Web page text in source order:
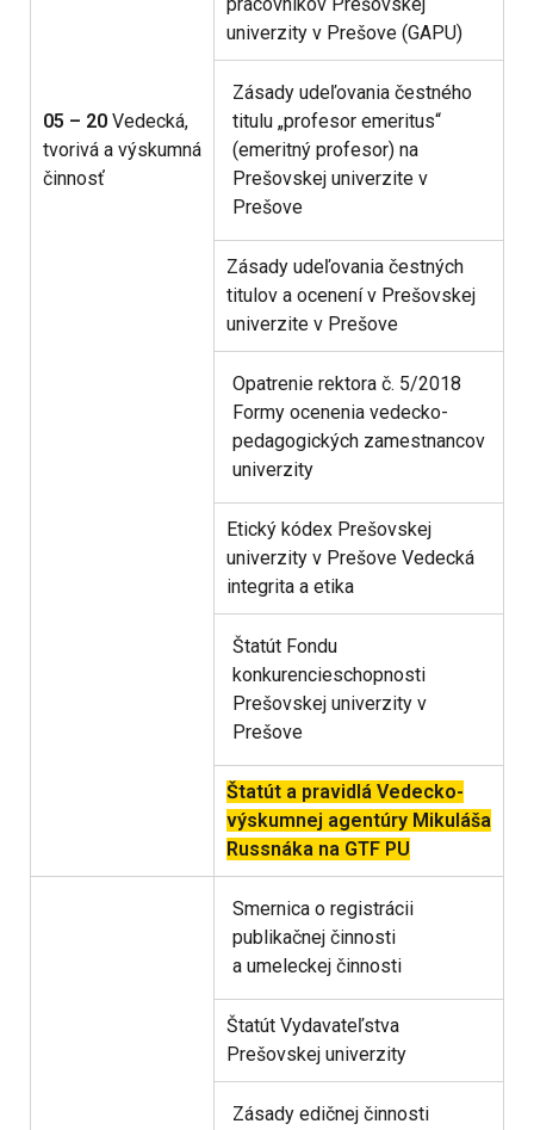
05 – 20 Vedecká,
tvorivá a výskumná
činnosť
univerzity v Prešove (GAPU)
Zásady udeľovania čestného
titulu „profesor emeritus“
(emeritný profesor) na
Prešovskej univerzite v
Prešove
Zásady udeľovania čestných
titulov a ocenení v Prešovskej
univerzite v Prešove
Opatrenie rektora č. 5/2018
Formy ocenenia vedecko-
pedagogických zamestnancov
univerzity
Etický kódex Prešovskej
univerzity v Prešove Vedecká
integrita a etika
Štatút Fondu
konkurencieschopnosti
Prešovskej univerzity v
Prešove
Štatút a pravidlá Vedecko-
výskumnej agentúry Mikuláša
Russnáka na GTF PU
Smernica o registrácii
publikačnej činnosti
a umeleckej činnosti
Štatút Vydavateľstva
Prešovskej univerzity
Zásady edičnej činnosti